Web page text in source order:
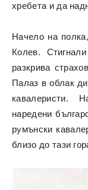
хребета и да
Начело на
Колев.
разкрива
Палаз в облак
кавалеристи.
наредени
румънски
близо до тази